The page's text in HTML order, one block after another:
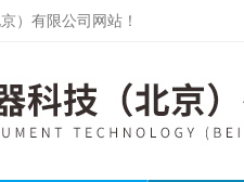
）有限公司网站！